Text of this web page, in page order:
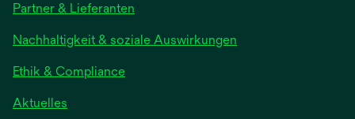
Partner & Lieferanten
Nachhaltigkeit & soziale Auswirkungen
Ethik & Compliance
Aktuelles